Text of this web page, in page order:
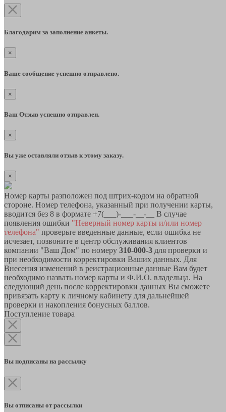
Благодарим за заполнение анкеты.
×
Ваше сообщение успешно отправлено.
×
Ваш Отзыв успешно отправлен.
×
Вы уже оставляли отзыв к этому заказу.
×
Номер карты разположен под штрих-кодом на обратной
стороне. Номер телефона, указанный при получении карты,
вводится без 8 в формате +7(___)-___-__-__ В случае
появления ошибки "Неверный номер карты и/или номер
телефона" проверьте введенные данные, если ошибка не
исчезает, позвоните в центр обслуживания клиентов
компании "Ваш Дом" по номеру 310-000-3 для проверки и
при необходимости корректировки Ваших данных. Для
Внесения изменений в реистрационные данные Вам будет
необходимо назвать номер карты и Ф.И.О. владельца. На
следующий день после корректировки данных Вы сможете
привязать карту к личному кабинету для дальнейшей
проверки и накопления бонусных баллов.
Поступление товара
Вы подписаны на рассылку
Вы отписаны от рассылки